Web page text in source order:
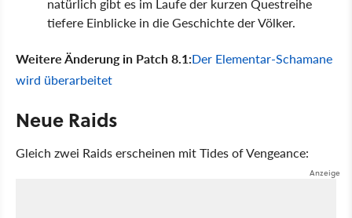
tiefere Einblicke in die Geschichte der Völker.
Weitere Änderung in Patch 8.1:Der Elementar-Schamane
wird überarbeitet
Neue Raids
Gleich zwei Raids erscheinen mit Tides of Vengeance: